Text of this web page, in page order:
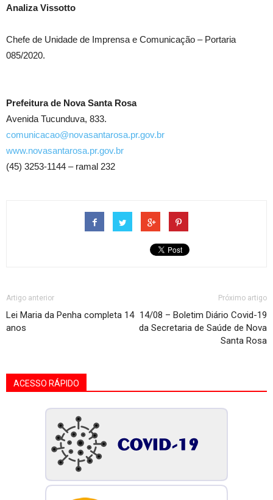
Analiza Vissotto
Chefe de Unidade de Imprensa e Comunicação – Portaria
085/2020.
Prefeitura de Nova Santa Rosa
Avenida Tucunduva, 833.
comunicacao@novasantarosa.pr.gov.br
www.novasantarosa.pr.gov.br
(45) 3253-1144 – ramal 232
Artigo anterior
Lei Maria da Penha completa 14
anos
Próximo artigo
14/08 – Boletim Diário Covid-19
da Secretaria de Saúde de Nova
Santa Rosa
ACESSO RÁPIDO